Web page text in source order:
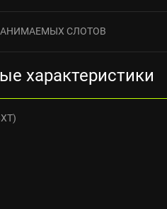
СЛОТОВ
характеристики